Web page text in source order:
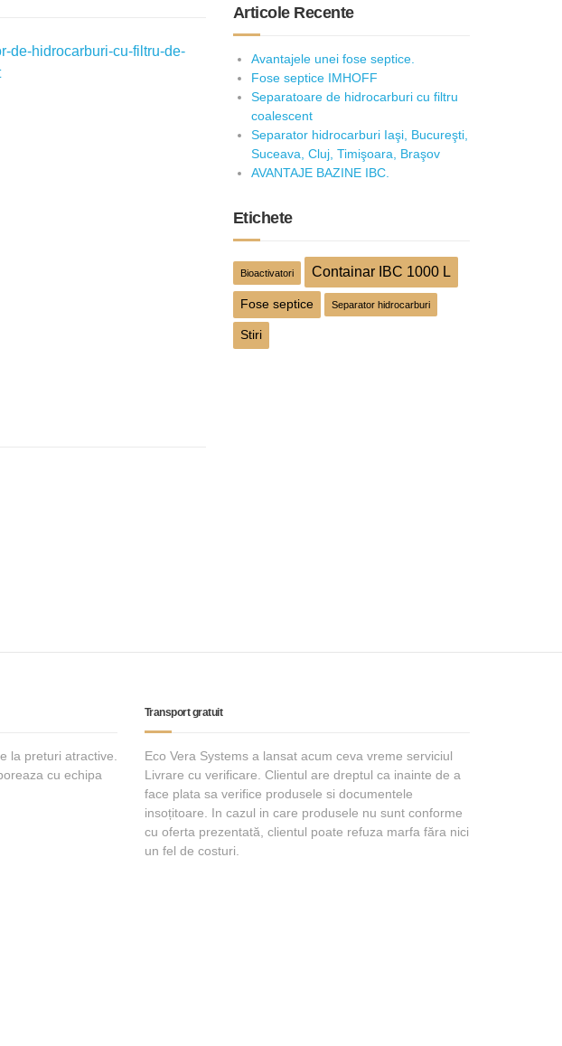
Articole Recente
Avantajele unei fose septice.
Fose septice IMHOFF
Separatoare de hidrocarburi cu filtru
coalescent
Separator hidrocarburi Iaşi, Bucureşti,
Suceava, Cluj, Timişoara, Braşov
AVANTAJE BAZINE IBC.
Etichete
Bioactivatori Containar IBC 1000 L
Fose septice Separator hidrocarburi
Stiri
la preturi atractive.
cu echipa
Transport gratuit
Eco Vera Systems a lansat acum ceva vreme serviciul
Livrare cu verificare. Clientul are dreptul ca inainte de a
face plata sa verifice produsele si documentele
insoțitoare. In cazul in care produsele nu sunt conforme
cu oferta prezentată, clientul poate refuza marfa făra nici
un fel de costuri.